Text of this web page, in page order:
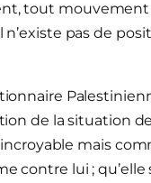
tout
n’existe pas de
de la situation de
mais
contre lui ;